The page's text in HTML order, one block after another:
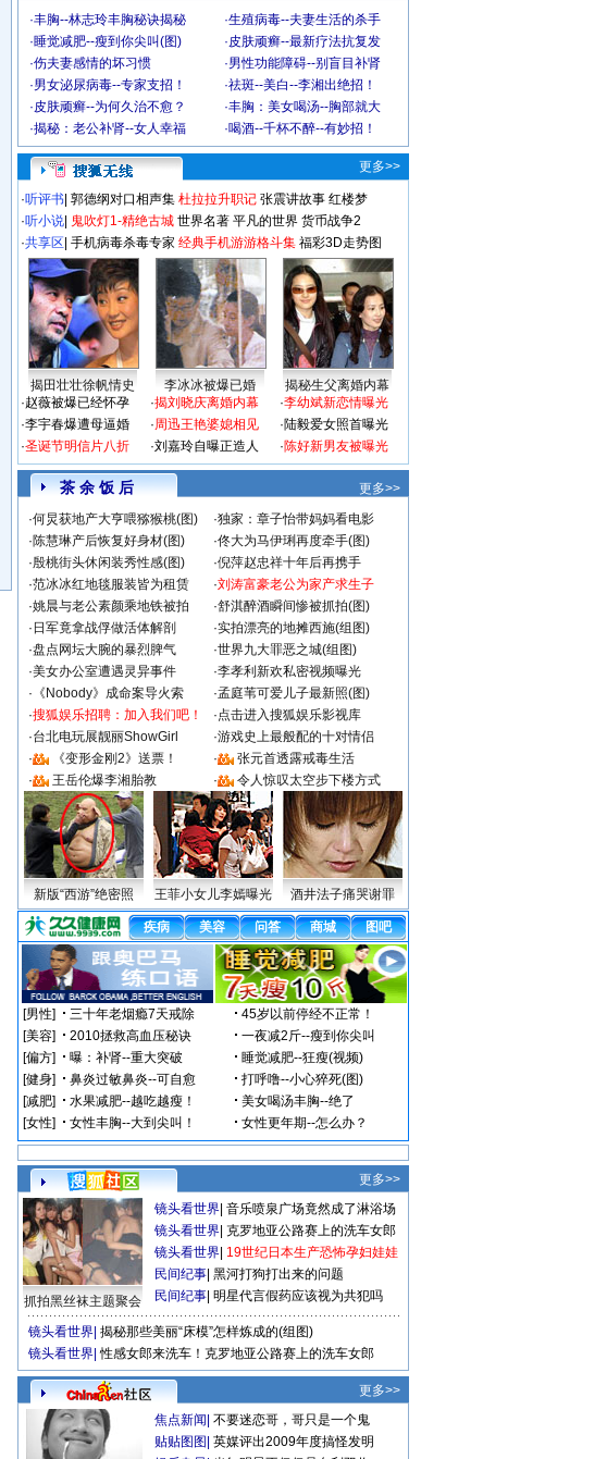
·丰胸--林志玲丰胸秘诀揭秘 ·生殖病毒--夫妻生活的杀手
·睡觉减肥--瘦到你尖叫(图) ·皮肤顽癣--最新疗法抗复发
·伤夫妻感情的坏习惯 ·男性功能障碍--别盲目补肾
·男女泌尿病毒--专家支招！ ·祛斑--美白--李湘出绝招！
·皮肤顽癣--为何久治不愈？ ·丰胸：美女喝汤--胸部就大
·揭秘：老公补肾--女人幸福 ·喝酒--千杯不醉--有妙招！
更多>>
·听评书 郭德纲对口相声集 杜拉拉升职记 张震讲故事 红楼梦
·听小说 鬼吹灯1-精绝古城 世界名著 平凡的世界 货币战争2
·共享区 手机病毒杀毒专家 经典手机游游格斗集 福彩3D走势图
揭田壮壮徐帆情史 李冰冰被爆已婚
揭秘生父离婚内幕
·赵薇被爆已经怀孕
·李宇春爆遭母逼婚
·圣诞节明信片八折
·揭刘晓庆离婚内幕
·周迅王艳婆媳相见
·刘嘉玲自曝正造人
·李幼斌新恋情曝光
·陆毅爱女照首曝光
·陈好新男友被曝光
茶 余 饭 后
更多>>
·何炅获地产大亨喂猕猴桃(图) ·独家：章子怡带妈妈看电影
·陈慧琳产后恢复好身材(图) ·佟大为马伊琍再度牵手(图)
·殷桃街头休闲装秀性感(图) ·倪萍赵忠祥十年后再携手
·范冰冰红地毯服装皆为租赁 ·刘涛富豪老公为家产求生子
·姚晨与老公素颜乘地铁被拍 ·舒淇醉酒瞬间惨被抓拍(图)
· 日军竟拿战俘做活体解剖 ·实拍漂亮的地摊西施(组图)
·盘点网坛大腕的暴烈脾气 ·世界九大罪恶之城(组图)
·美女办公室遭遇灵异事件 ·李孝利新欢私密视频曝光
· 《Nobody》成命案导火索 ·孟庭苇可爱儿子最新照(图)
·搜狐娱乐招聘：加入我们吧！ ·点击进入搜狐娱乐影视库
·台北电玩展靓丽ShowGirl ·游戏史上最般配的十对情侣
·
《变形金刚2》送票！ ·
张元首透露戒毒生活
·
王岳伦爆李湘胎教 · 令人惊叹太空步下楼方式
新版“西游”绝密照 王菲小女儿李嫣曝光 酒井法子痛哭谢罪
更多>>
抓拍黑丝袜主题聚会
镜头看世界 音乐喷泉广场竟然成了淋浴场
镜头看世界 克罗地亚公路赛上的洗车女郎
镜头看世界 19世纪日本生产恐怖孕妇娃娃
民间纪事 黑河打狗打出来的问题
民间纪事 明星代言假药应该视为共犯吗
镜头看世界 揭秘那些美丽“床模”怎样炼成的(组图)
镜头看世界 性感女郎来洗车！克罗地亚公路赛上的洗车女郎
更多>>
焦点新闻 不要迷恋哥，哥只是一个鬼
贴贴图图 英媒评出2009年度搞怪发明